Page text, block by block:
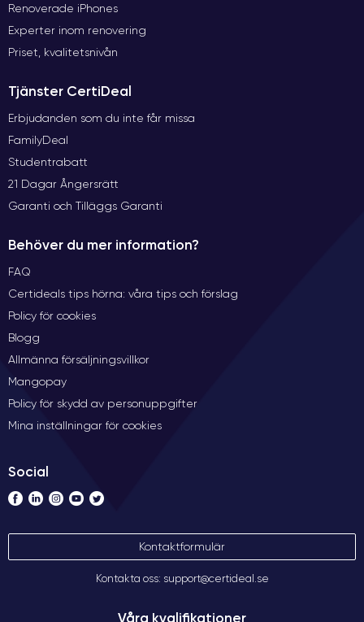
Renoverade iPhones
Experter inom renovering
Priset, kvalitetsnivån
Tjänster CertiDeal
Erbjudanden som du inte får missa
FamilyDeal
Studentrabatt
21 Dagar Ångersrätt
Garanti och Tilläggs Garanti
Behöver du mer information?
FAQ
Certideals tips hörna: våra tips och förslag
Policy för cookies
Blogg
Allmänna försäljningsvillkor
Mangopay
Policy för skydd av personuppgifter
Mina inställningar för cookies
Social
Kontaktformulär
Kontakta oss: support@certideal.se
Våra kvalifikationer